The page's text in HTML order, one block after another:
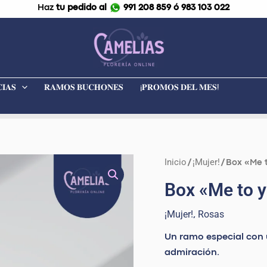
Haz tu pedido al 991 208 859 ó 983 103 022
𝐑𝐀𝐌𝐎𝐒 𝐁𝐔𝐂𝐇𝐎𝐍𝐄𝐒
¡𝐏𝐑𝐎𝐌𝐎𝐒 𝐃𝐄𝐋 𝐌𝐄𝐒!
Inicio / ¡Mujer! / Box «Me
Box «Me to
¡Mujer!, Rosas
Un ramo especial
admiración.
Box
to